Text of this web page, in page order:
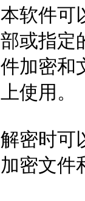
本软件可
部或指定
件加密和
上使用。
解密时可
加密文件